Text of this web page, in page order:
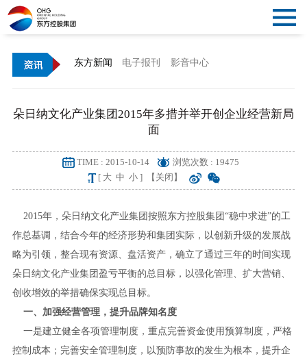
关
东方新闻 电子报刊 影音中心
朵日纳文化产业集团2015年多措并举开创企业经营新局
面
TIME : 2015-10-14
浏览次数 : 19475
[ 大 中 小] 【关闭】
2015年，朵日纳文化产业集团按照东方控股集团“稳中求进”的工
作总基调，结合今年的经济形势和集团实际，以创新升级的发展战
略为引领，整合现有资源、盘活资产，确立了通过三年的时间实现
朵日纳文化产业集团盈亏平衡的总目标，以强化管理、扩大营销、
创收增效的举措确保实现总目标。
一、加强经营管理，提升品牌知名度
一是建立健全各项管理制度，重点完善资金使用预算制度，严格
控制成本；完善安全管理制度，以预防事故的发生为根本，提升企